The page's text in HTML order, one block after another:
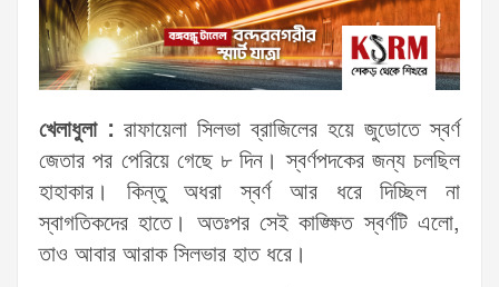
খেলাধুলা : রাফায়েলা সিলভা ব্রাজিলের হয়ে জুডোতে স্বর্ণ
জেতার পর পেরিয়ে গেছে ৮ দিন। স্বর্ণপদকের জন্য চলছিল
হাহাকার। কিন্তু অধরা স্বর্ণ আর ধরে দিচ্ছিল না
স্বাগতিকদের হাতে। অতঃপর সেই কাঙ্ক্ষিত স্বর্ণটি এলো,
তাও আবার আরাক সিলভার হাত ধরে।